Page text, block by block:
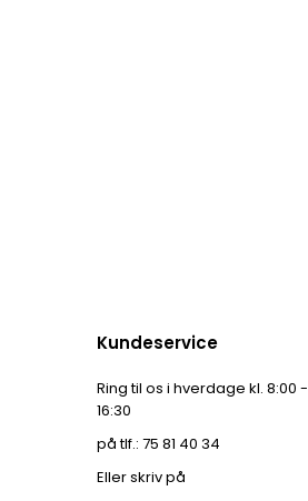
Kundeservice
Ring til os i hverdage kl. 8:00 -
16:30
på tlf.: 75 81 40 34
Eller skriv på